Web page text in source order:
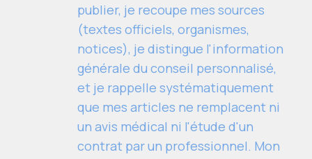
publier, je recoupe mes sources
(textes officiels, organismes,
notices), je distingue l'information
générale du conseil personnalisé,
et je rappelle systématiquement
que mes articles ne remplacent ni
un avis médical ni l'étude d'un
contrat par un professionnel. Mon